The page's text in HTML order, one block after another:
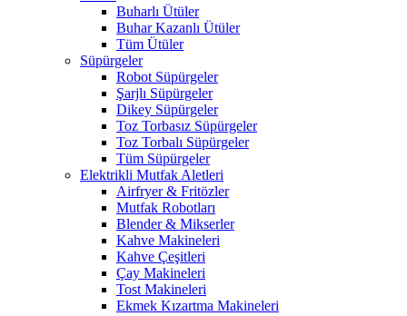
Buharlı Ütüler
Buhar Kazanlı Ütüler
Tüm Ütüler
Süpürgeler
Robot Süpürgeler
Şarjlı Süpürgeler
Dikey Süpürgeler
Toz Torbasız Süpürgeler
Toz Torbalı Süpürgeler
Tüm Süpürgeler
Elektrikli Mutfak Aletleri
Airfryer & Fritözler
Mutfak Robotları
Blender & Mikserler
Kahve Makineleri
Kahve Çeşitleri
Çay Makineleri
Tost Makineleri
Ekmek Kızartma Makineleri